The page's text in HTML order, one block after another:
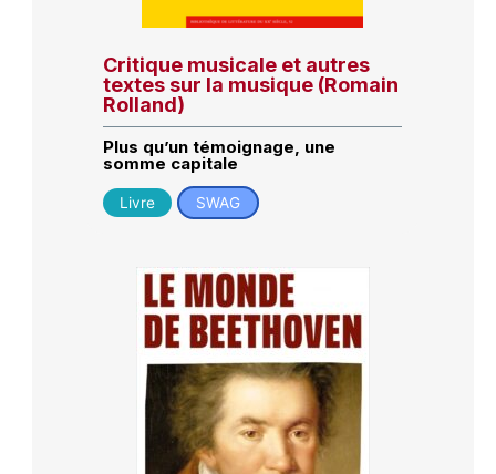
Critique musicale et autres
textes sur la musique (Romain
Rolland)
Plus qu’un témoignage, une
somme capitale
Livre SWAG